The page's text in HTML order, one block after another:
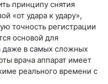
принципу снятия
«от удара к удару»,
точность регистрации
основой для
даже в самых сложных
врача аппарат имеет
реального времени с